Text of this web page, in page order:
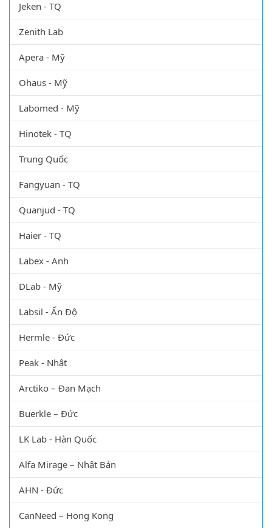
Jeken - TQ
Zenith Lab
Apera - Mỹ
Ohaus - Mỹ
Labomed - Mỹ
Hinotek - TQ
Trung Quốc
Fangyuan - TQ
Quanjud - TQ
Haier - TQ
Labex - Anh
DLab - Mỹ
Labsil - Ấn Độ
Hermle - Đức
Peak - Nhật
Arctiko – Đan Mạch
Buerkle – Đức
LK Lab - Hàn Quốc
Alfa Mirage – Nhật Bản
AHN - Đức
CanNeed – Hong Kong